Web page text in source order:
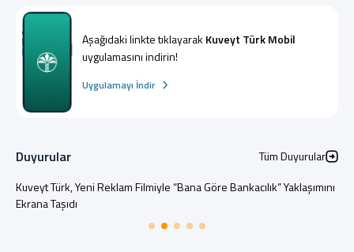
Aşağıdaki linkte tıklayarak Kuveyt Türk Mobil
uygulamasını indirin!
Uygulamayı İndir
Duyurular
Tüm Duyurular
Kuveyt Türk, Yeni Reklam Filmiyle “Bana Göre Bankacılık” Yaklaşımını
Ekrana Taşıdı